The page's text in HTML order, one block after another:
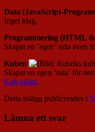
Data (JavaScript-
Inget idag.
Programmering (HTML
Skapat en ’egen’ sida även
Kuben
Skapat en egen ’sida’ för
Kub-sidan.
Detta inlägg publicerades i
Lämna ett svar